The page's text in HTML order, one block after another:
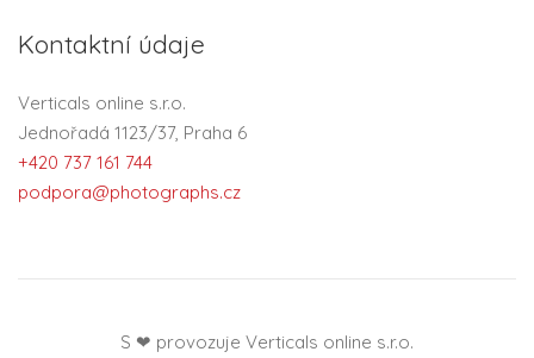
Kontaktní údaje
Verticals online s.r.o.
Jednořadá 1123/37, Praha 6
+420 737 161 744
podpora@photographs.cz
S ❤ provozuje Verticals online s.r.o.